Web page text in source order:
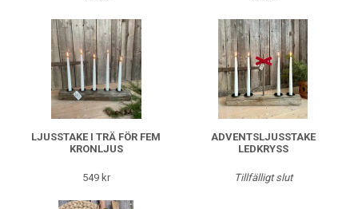
LJUSSTAKE I TRÄ FÖR FEM
KRONLJUS
549 kr
ADVENTSLJUSSTAKE
LEDKRYSS
Tillfälligt slut